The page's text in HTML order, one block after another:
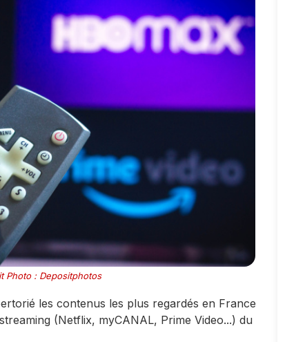
Photo : Depositphotos
les contenus les plus regardés en France
(Netflix, myCANAL, Prime Video...) du